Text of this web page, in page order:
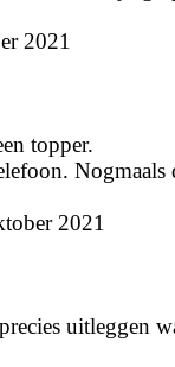
2021
topper.
2021
uitleggen